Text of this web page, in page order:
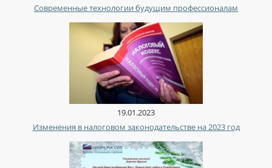
Современные технологии будущим профессионалам
19.01.2023
Изменения в налоговом законодательстве на 2023 год